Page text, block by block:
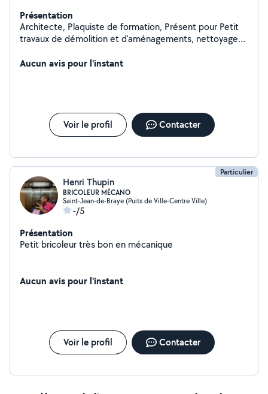
Présentation
Architecte, Plaquiste de formation, Présent pour Petit
travaux de démolition et d'aménagements, nettoyage
Débroussaille aussi les terrains
Aucun avis pour l'instant
Voir le profil Contacter
Particulier
Henri Thupin
BRICOLEUR MÉCANO
Saint-Jean-de-Braye (Puits de Ville-Centre Ville)
-/5
Présentation
Petit bricoleur très bon en mécanique
Aucun avis pour l'instant
Voir le profil Contacter